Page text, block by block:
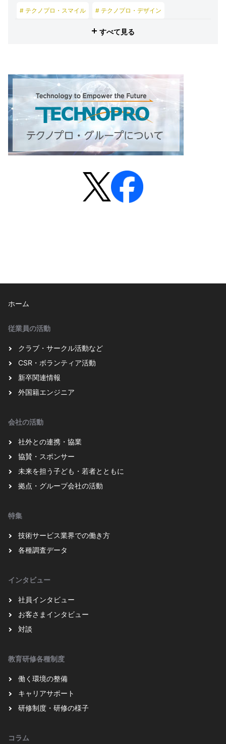
# テクノプロ・スマイル # テクノプロ・デザイン
# テクノプロ・エンジニアリング # テクノプロ・IT
すべて見る
ホーム
従業員の活動
クラブ・サークル活動など
CSR・ボランティア活動
新卒関連情報
外国籍エンジニア
会社の活動
社外との連携・協業
協賛・スポンサー
未来を担う子ども・若者とともに
拠点・グループ会社の活動
特集
技術サービス業界での働き方
各種調査データ
インタビュー
社員インタビュー
お客さまインタビュー
対談
教育研修各種制度
働く環境の整備
キャリアサポート
研修制度・研修の様子
コラム